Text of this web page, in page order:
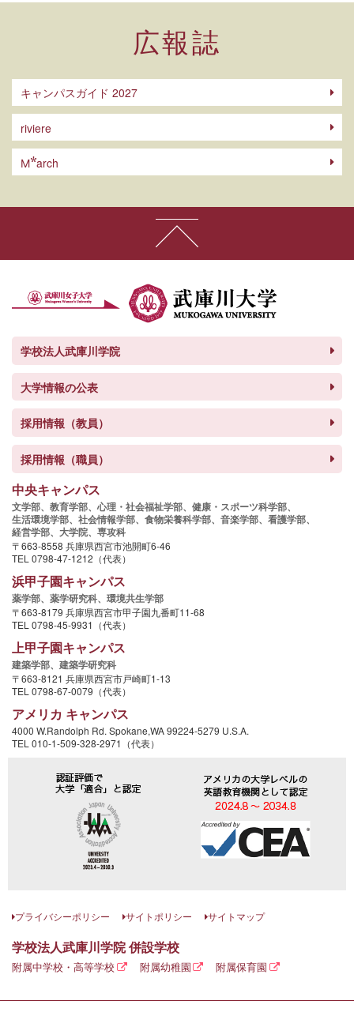
広報誌
キャンパスガイド 2027
riviere
M arch
学校法人武庫川学院
大学情報の公表
採用情報（教員）
採用情報（職員）
中央キャンパス
文学部、 教育学部、 心理・社会福祉学部、 健康・スポーツ科学部、
生活環境学部、 社会情報学部、 食物栄養科学部、 音楽学部、 看護学部、
経営学部、 大学院、 専攻科
〒663-8558 兵庫県西宮市池開町6-46
TEL 0798-47-1212（代表）
浜甲子園キャンパス
薬学部、 薬学研究科、 環境共生学部
〒663-8179 兵庫県西宮市甲子園九番町11-68
TEL 0798-45-9931（代表）
上甲子園キャンパス
建築学部、 建築学研究科
〒663-8121 兵庫県西宮市戸崎町1-13
TEL 0798-67-0079（代表）
アメリカ キャンパス
4000 W.Randolph Rd. Spokane,WA 99224-5279 U.S.A.
TEL 010-1-509-328-2971（代表）
プライバシーポリシー サイトポリシー サイトマップ
学校法人武庫川学院 併設学校
附属中学校・高等学校 附属幼稚園 附属保育園